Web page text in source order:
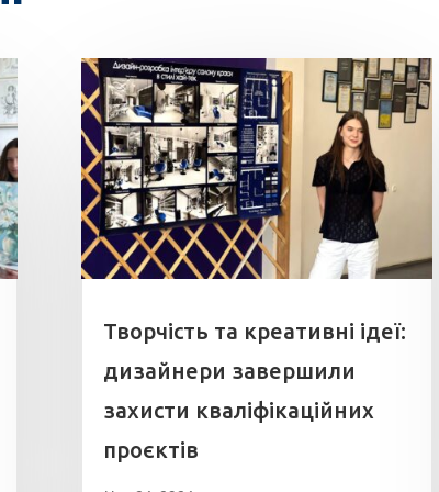
Творчість та креативні ідеї:
дизайнери завершили
захисти кваліфікаційних
проєктів